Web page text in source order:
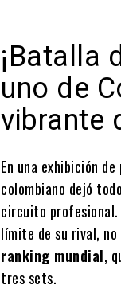
¡Batalla
uno de
vibrante
En una exhibición de
colombiano dejó
circuito profesional.
límite de su rival,
ranking mundial,
tres sets.